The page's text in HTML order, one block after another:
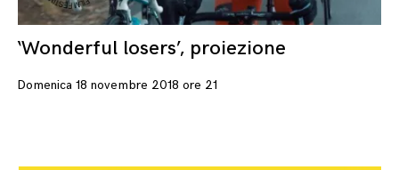
‘Wonderful losers’, proiezione
Domenica 18 novembre 2018 ore 21